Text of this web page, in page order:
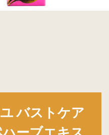
バストケア